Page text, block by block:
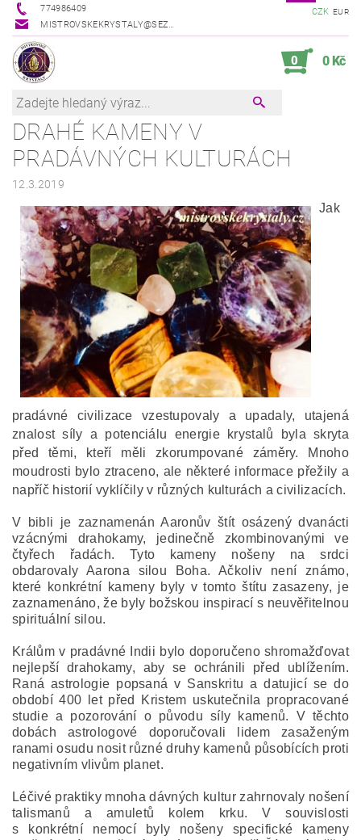
774986409
MISTROVSKEKRYSTALY@SEZNAM.CZ
CZK EUR
0 0 Kč
DRAHÉ KAMENY V
PRADÁVNÝCH KULTURÁCH
12.3.2019
Jak
pradávné civilizace vzestupovaly a upadaly, utajená
znalost síly a potenciálu energie krystalů byla skryta
před těmi, kteří měli zkorumpované záměry. Mnoho
moudrosti bylo ztraceno, ale některé informace přežily a
napříč historií vyklíčily v různých kulturách a civilizacích.
V bibli je zaznamenán Aaronův štít osázený dvanácti
vzácnými drahokamy, jedinečně zkombinovanými ve
čtyřech řadách. Tyto kameny nošeny na srdci
obdarovaly Aarona silou Boha. Ačkoliv není známo,
které konkrétní kameny byly v tomto štítu zasazeny, je
zaznamenáno, že byly božskou inspirací s neuvěřitelnou
spirituální silou.
Králům v pradávné Indii bylo doporučeno shromažďovat
nejlepší drahokamy, aby se ochránili před ublížením.
Raná astrologie popsaná v Sanskritu a datujicí se do
období 400 let před Kristem uskutečnila propracované
studie a pozorování o původu síly kamenů. V těchto
dobách astrologové doporučovali lidem zasaženým
ranami osudu nosit různé druhy kamenů působících proti
negativním vlivům planet.
Léčivé praktiky mnoha dávných kultur zahrnovaly nošení
talismanů a amuletů kolem krku. V souvislosti
s konkrétní nemocí byly nošeny specifické kameny